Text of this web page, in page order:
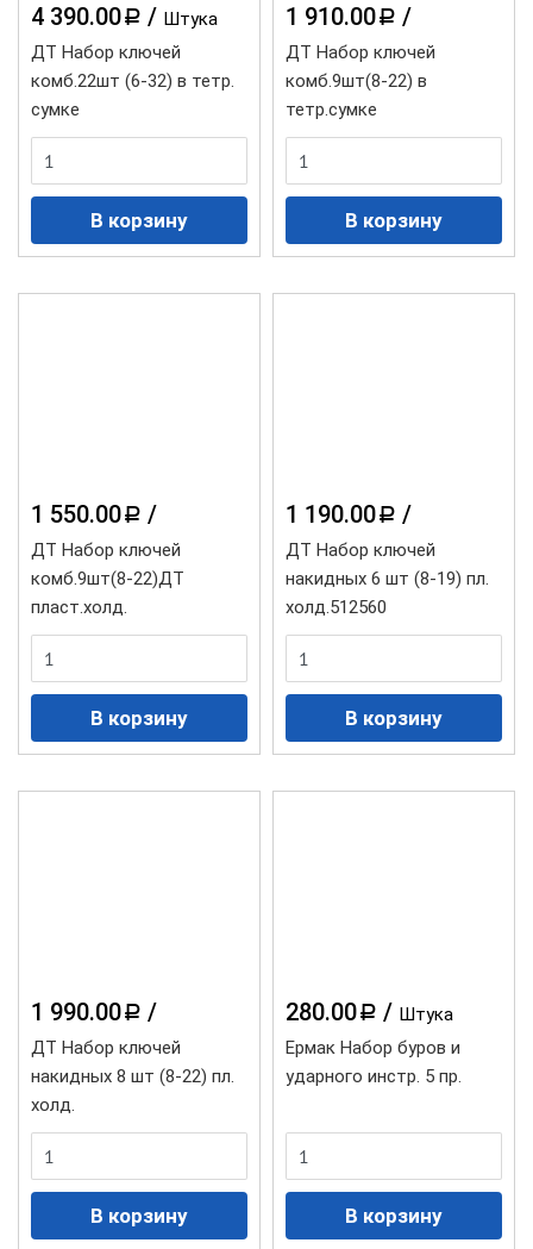
4 390.00 a / Штука
ДТ Набор ключей
комб.22шт (6-32) в тетр.
сумке
1 910.00 a /
ДТ Набор ключей
комб.9шт(8-22) в
тетр.сумке
1 550.00 a /
ДТ Набор ключей
комб.9шт(8-22)ДТ
пласт.холд.
1 190.00 a /
ДТ Набор ключей
накидных 6 шт (8-19) пл.
холд.512560
1 990.00 a /
ДТ Набор ключей
накидных 8 шт (8-22) пл.
холд.
280.00 a / Штука
Ермак Набор буров и
ударного инстр. 5 пр.